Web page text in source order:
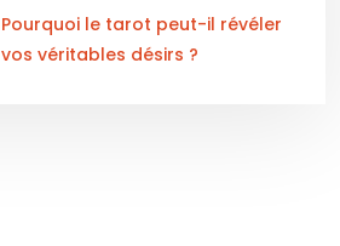
Pourquoi le tarot peut-il révéler
vos véritables désirs ?